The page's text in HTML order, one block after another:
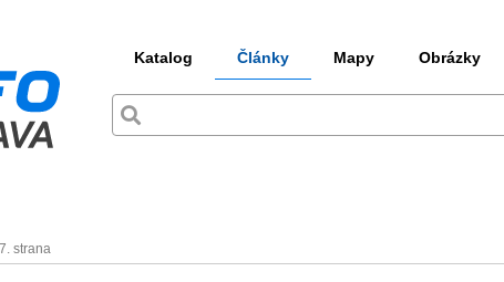
Katalog Články Mapy Obrázky
strana